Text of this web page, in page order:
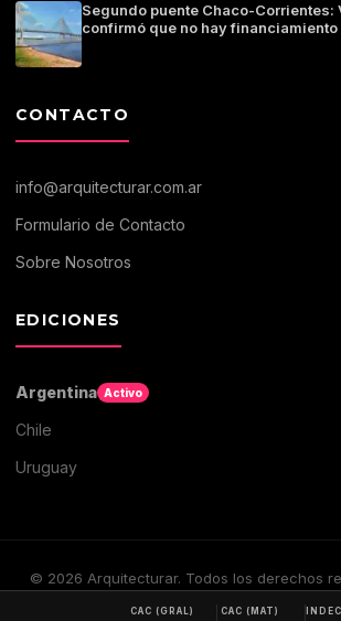
Segundo puente Chaco-
confirmó que no hay financiamiento
CONTACTO
info@arquitecturar.com.ar
Formulario de Contacto
Sobre Nosotros
EDICIONES
Argentina Activo
Chile
Uruguay
© 2026 Arquitecturar. Todos los derechos
CAC (GRAL) CAC (MAT)